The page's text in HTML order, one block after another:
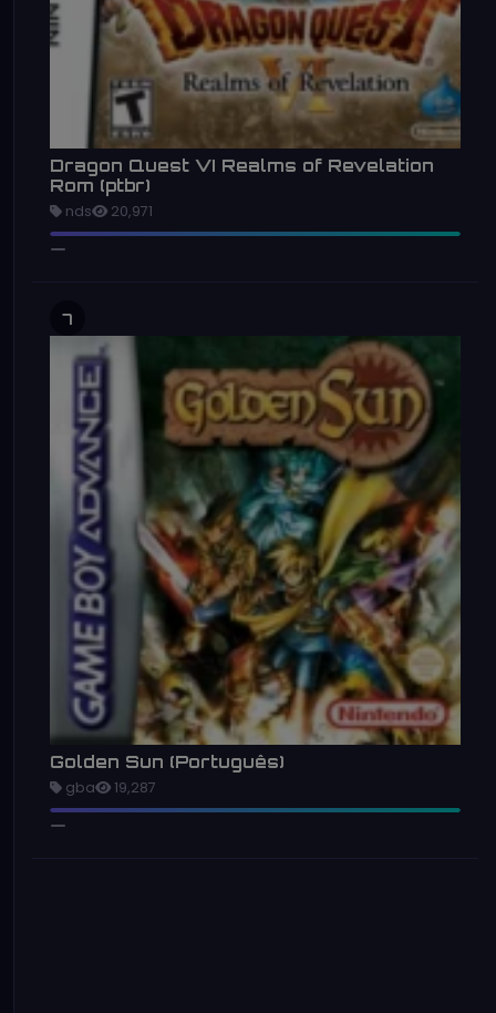
Dragon Quest VI Realms of Revelation
Rom (ptbr)
nds 20,971
7
Golden Sun (Português)
gba 19,287